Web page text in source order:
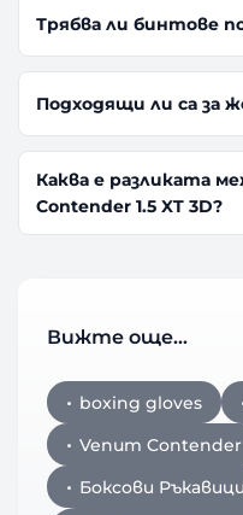
Трябва ли бинтове
Подходящи ли са за
Каква е разликата
Contender 1.5 XT 3D?
Вижте още…
boxing gloves
Venum Contender
Боксови